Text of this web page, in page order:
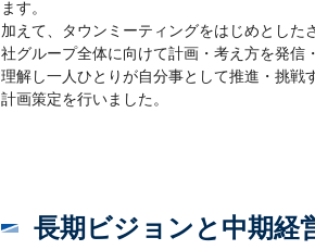
ます。
加えて、タウンミーティングをはじめとした
社グループ全体に向けて計画・考え方を発信
理解し一人ひとりが自分事として推進・挑戦
計画策定を行いました。
長期ビジョンと中期経